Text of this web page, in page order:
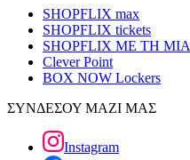
SHOPFLIX max
SHOPFLIX tickets
SHOPFLIX ΜΕ ΤΗ ΜΙΑ
Clever Point
BOX NOW Lockers
ΣΥΝΔΕΣΟΥ ΜΑΖΙ ΜΑΣ
Instagram